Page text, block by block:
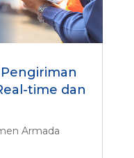
time dan
Armada